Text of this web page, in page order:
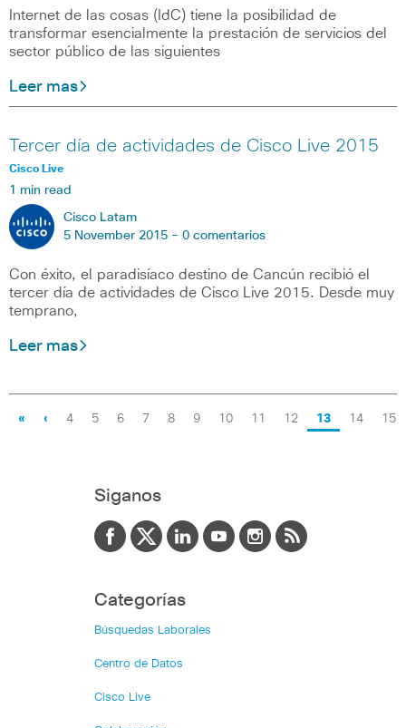
Internet de las cosas (IdC) tiene la posibilidad de
transformar esencialmente la prestación de servicios del
sector público de las siguientes
Leer mas
Tercer día de actividades de Cisco Live 2015
Cisco Live
1 min read
Cisco Latam
5 November 2015 - 0 comentarios
Con éxito, el paradisíaco destino de Cancún recibió el
tercer día de actividades de Cisco Live 2015. Desde muy
temprano,
Leer mas
« ‹ 4 5 6 7 8 9 10 11 12 13 14 15
Siganos
Categorías
Búsquedas Laborales
Centro de Datos
Cisco Live